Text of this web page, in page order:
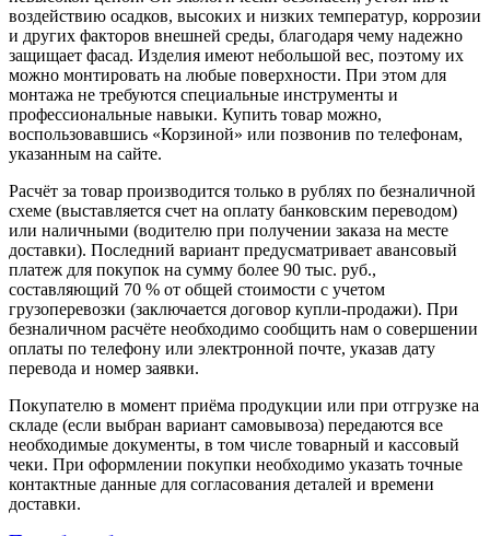
воздействию осадков, высоких и низких температур, коррозии
и других факторов внешней среды, благодаря чему надежно
защищает фасад. Изделия имеют небольшой вес, поэтому их
можно монтировать на любые поверхности. При этом для
монтажа не требуются специальные инструменты и
профессиональные навыки. Купить товар можно,
воспользовавшись «Корзиной» или позвонив по телефонам,
указанным на сайте.
Расчёт за товар производится только в рублях по безналичной
схеме (выставляется счет на оплату банковским переводом)
или наличными (водителю при получении заказа на месте
доставки). Последний вариант предусматривает авансовый
платеж для покупок на сумму более 90 тыс. руб.,
составляющий 70 % от общей стоимости с учетом
грузоперевозки (заключается договор купли-продажи). При
безналичном расчёте необходимо сообщить нам о совершении
оплаты по телефону или электронной почте, указав дату
перевода и номер заявки.
Покупателю в момент приёма продукции или при отгрузке на
складе (если выбран вариант самовывоза) передаются все
необходимые документы, в том числе товарный и кассовый
чеки. При оформлении покупки необходимо указать точные
контактные данные для согласования деталей и времени
доставки.